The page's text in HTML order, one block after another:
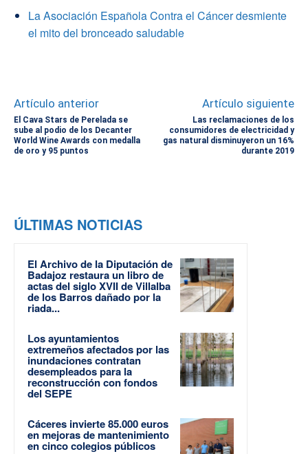
La Asociación Española Contra el Cáncer desmiente
el mito del bronceado saludable
Artículo anterior
El Cava Stars de Perelada se
sube al podio de los Decanter
World Wine Awards con medalla
de oro y 95 puntos
Artículo siguiente
Las reclamaciones de los
consumidores de electricidad y
gas natural disminuyeron un 16%
durante 2019
ÚLTIMAS NOTICIAS
El Archivo de la Diputación de
Badajoz restaura un libro de
actas del siglo XVII de Villalba
de los Barros dañado por la
riada...
Los ayuntamientos
extremeños afectados por las
inundaciones contratan
desempleados para la
reconstrucción con fondos
del SEPE
Cáceres invierte 85.000 euros
en mejoras de mantenimiento
en cinco colegios públicos